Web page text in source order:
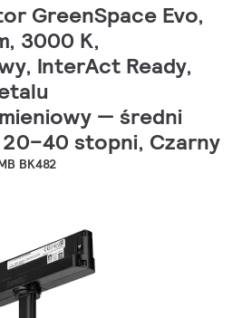
GreenSpace Evo,
3000 K,
InterAct Ready,
— średni
20–40 stopni, Czarny
BK482